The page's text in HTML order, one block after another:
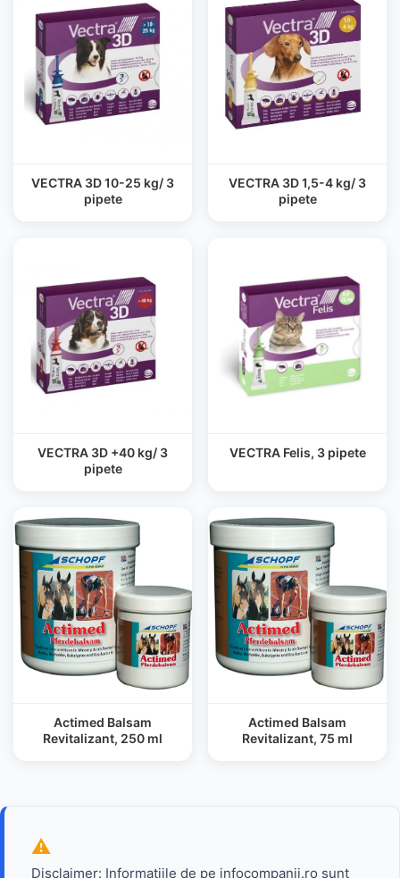
VECTRA 3D 10-25 kg/ 3
pipete
VECTRA 3D 1,5-4 kg/ 3
pipete
VECTRA 3D +40 kg/ 3
pipete
VECTRA Felis, 3 pipete
Actimed Balsam
Revitalizant, 250 ml
Actimed Balsam
Revitalizant, 75 ml
Disclaimer: Informatiile de pe infocompanii.ro sunt